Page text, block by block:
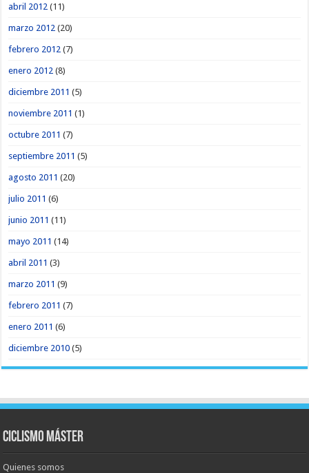
abril 2012 (11)
marzo 2012 (20)
febrero 2012 (7)
enero 2012 (8)
diciembre 2011 (5)
noviembre 2011 (1)
octubre 2011 (7)
septiembre 2011 (5)
agosto 2011 (20)
julio 2011 (6)
junio 2011 (11)
mayo 2011 (14)
abril 2011 (3)
marzo 2011 (9)
febrero 2011 (7)
enero 2011 (6)
diciembre 2010 (5)
Ciclismo Máster
Quienes somos